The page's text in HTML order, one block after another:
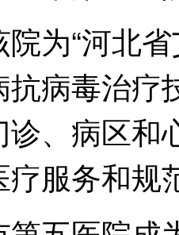
“河北省
病毒治疗
诊、病区
服务和规